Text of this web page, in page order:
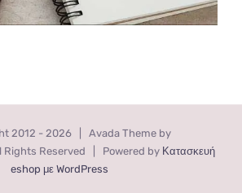
2012 - 2026 | Avada Theme by
Reserved | Powered by Κατασκευή
eshop με WordPress